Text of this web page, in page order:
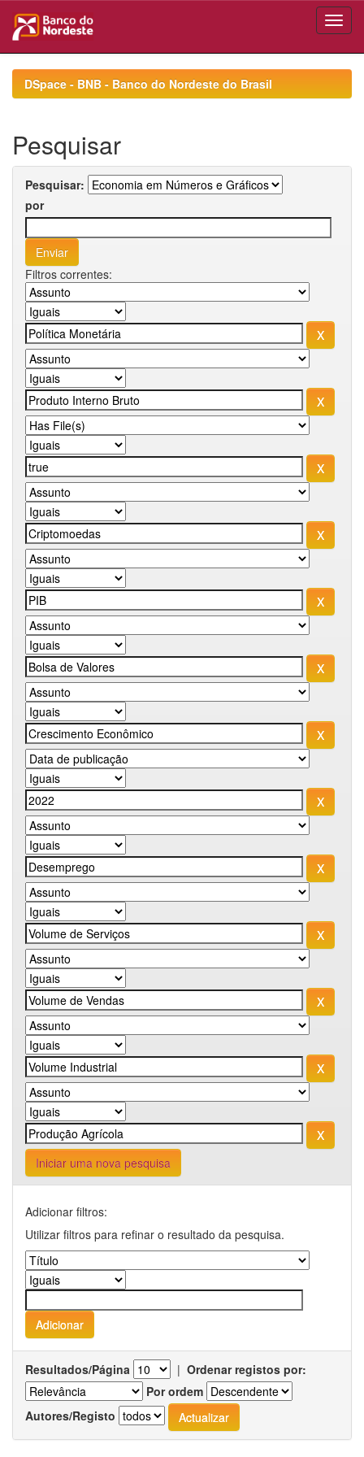
navigationDSpace - BNB - Banco do Nordeste do Brasil
Pesquisar
Pesquisar:
por
Filtros correntes:
Iniciar uma nova pesquisa
Adicionar filtros:
Utilizar filtros para refinar o resultado da pesquisa.
Resultados/Página | Ordenar registos por:
Por ordem
Autores/Registo